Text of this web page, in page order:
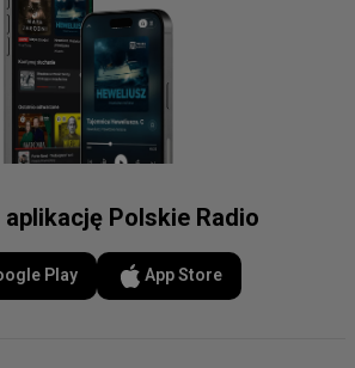
Polskie Radio
Play App Store